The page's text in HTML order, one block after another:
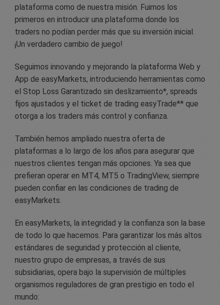
plataforma como de nuestra misión. Fuimos los
primeros en introducir una plataforma donde los
traders no podían perder más que su inversión inicial.
¡Un verdadero cambio de juego!
Seguimos innovando y mejorando la plataforma Web y
App de easyMarkets, introduciendo herramientas como
el Stop Loss Garantizado sin deslizamiento*, spreads
fijos ajustados y el ticket de trading easyTrade** que
otorga a los traders más control y confianza.
También hemos ampliado nuestra oferta de
plataformas a lo largo de los años para asegurar que
nuestros clientes tengan más opciones. Ya sea que
prefieran operar en MT4, MT5 o TradingView, siempre
pueden confiar en las condiciones de trading de
easyMarkets.
En easyMarkets, la integridad y la confianza son la base
de todo lo que hacemos. Para garantizar los más altos
estándares de seguridad y protección al cliente,
nuestro grupo de empresas, a través de sus
subsidiarias, opera bajo la supervisión de múltiples
organismos reguladores de gran prestigio en todo el
mundo: